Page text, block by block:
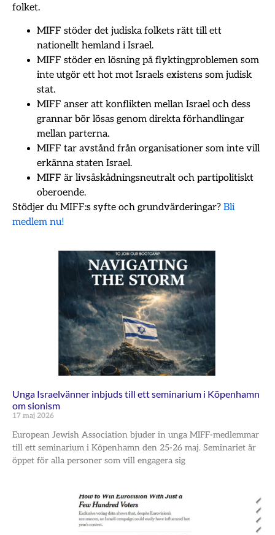
folket.
MIFF stöder det judiska folkets rätt till ett
nationellt hemland i Israel.
MIFF stöder en lösning på flyktingproblemen som
inte utgör ett hot mot Israels existens som judisk
stat.
MIFF anser att konflikten mellan Israel och dess
grannar bör lösas genom direkta förhandlingar
mellan parterna.
MIFF tar avstånd från organisationer som inte vill
erkänna staten Israel.
MIFF är livsåskådningsneutralt och partipolitiskt
oberoende.
Stödjer du MIFF:s syfte och grundvärderingar? Bli
medlem nu!
Unga Israelvänner inbjuds till ett seminarium i Köpenhamn
om sionism
17 maj 2026
European Jewish Association bjuder in unga MIFF-medlemmar
till ett seminarium i Köpenhamn den 25-26 maj. Seminariet är
öppet för alla personer som vill engagera sig